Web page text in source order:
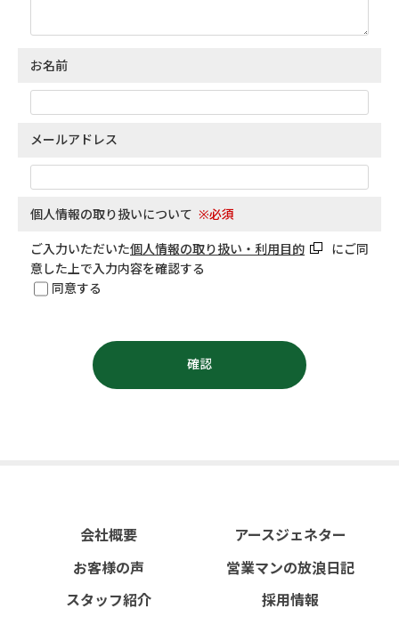
お名前
メールアドレス
個人情報の取り扱いについて ※必須
ご入力いただいた個人情報の取り扱い・利用目的
にご同
意した上で入力内容を確認する
同意する
会社概要
アースジェネター
お客様の声
営業マンの放浪日記
スタッフ紹介
採用情報